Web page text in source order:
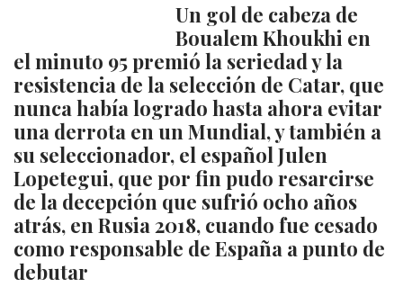
Un gol de cabeza de
Boualem Khoukhi en
el minuto 95 premió la seriedad y la
resistencia de la selección de Catar, que
nunca había logrado hasta ahora evitar
una derrota en un Mundial, y también a
su seleccionador, el español Julen
Lopetegui, que por fin pudo resarcirse
de la decepción que sufrió ocho años
atrás, en Rusia 2018, cuando fue cesado
como responsable de España a punto de
debutar